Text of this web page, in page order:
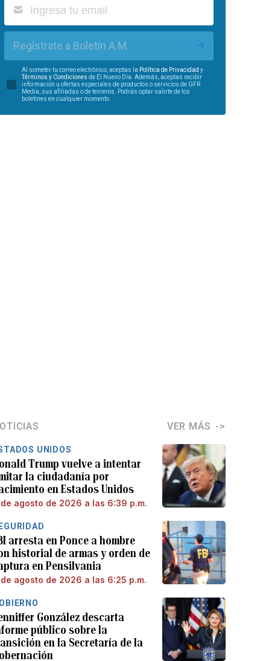
Regístrate a Boletín A.M.
Al someter tu correo electrónico, aceptas la Política de Privacidad y
Términos y Condiciones de El Nuevo Día. Además, aceptas recibir
información u ofertas especiales de productos o servicios de GFR
Media, sus afiliadas o de terceros. Podrás optar salirte de los
boletines en cualquier momento.
VER MÁS
UNIDOS
Trump vuelve a intentar
la ciudadanía por
en Estados Unidos
agosto de 2026 a las 6:39 p.m.
arresta en Ponce a hombre
historial de armas y orden de
en Pensilvania
agosto de 2026 a las 6:25 p.m.
González descarta
público sobre la
en la Secretaría de la